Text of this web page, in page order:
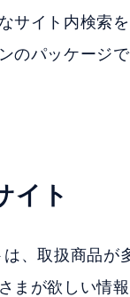
サイト内検索
のパッケージで
イト
は、取扱商品が
まが欲しい情